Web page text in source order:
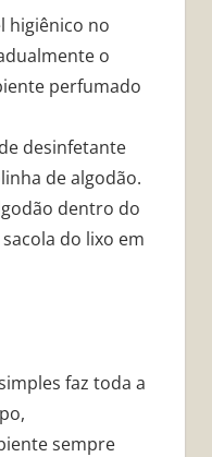
higiênico no
o
perfumado
desinfetante
de algodão.
dentro do
do lixo em
faz toda a
sempre